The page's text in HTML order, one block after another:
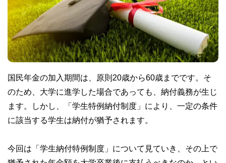
国民年金の加入期間は、原則20歳から60歳までです。そ
のため、大学に進学した場合であっても、納付義務が生じ
ます。しかし、「学生特例納付制度」により、一定の条件
に該当する学生は納付が猶予されます。
今回は「学生納付特例制度」について見ていき、その上で